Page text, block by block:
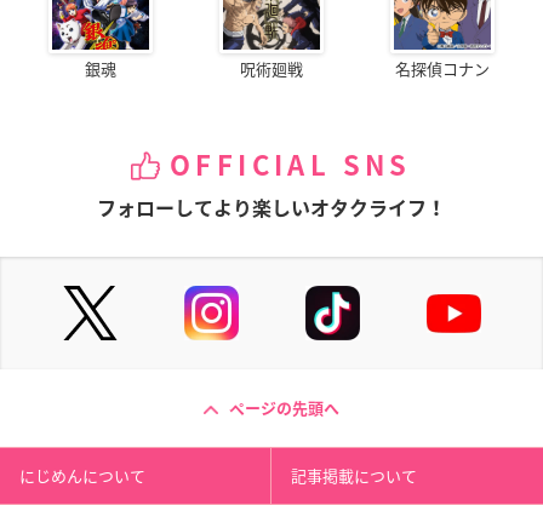
銀魂 呪術廻戦 名探偵コナン
OFFICIAL SNS
フォローしてより楽しいオタクライフ！
ページの先頭へ
にじめんについて 記事掲載について